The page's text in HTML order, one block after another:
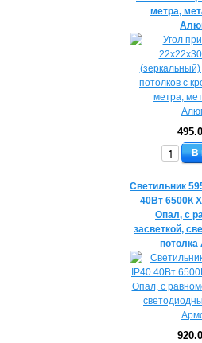
метра,
В
Светильник
40Вт 6500К
Опал, с
засветкой,
потолка